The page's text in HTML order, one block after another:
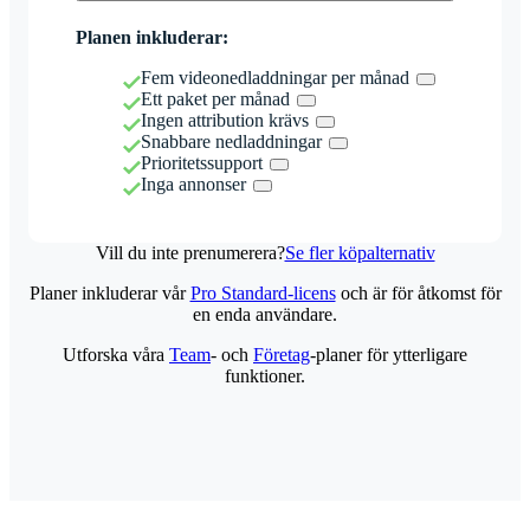
Planen inkluderar:
Fem videonedladdningar per månad
Ett paket per månad
Ingen attribution krävs
Snabbare nedladdningar
Prioritetssupport
Inga annonser
Vill du inte prenumerera?Se fler köpalternativ
Planer inkluderar vårPro Standard-licensoch är för åtkomst för
en enda användare.
Utforska våra Team- och Företag-planer för ytterligare
funktioner.